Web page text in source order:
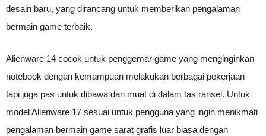
desain baru, yang dirancang untuk memberikan pengalaman
bermain game terbaik.
Alienware 14 cocok untuk penggemar game yang menginginkan
notebook dengan kemampuan melakukan berbagai pekerjaan
tapi juga pas untuk dibawa dan muat di dalam tas ransel. Untuk
model Alienware 17 sesuai untuk pengguna yang ingin menikmati
pengalaman bermain game sarat grafis luar biasa dengan